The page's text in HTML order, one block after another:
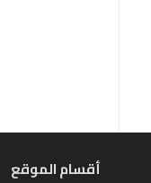
أقسام الموقع